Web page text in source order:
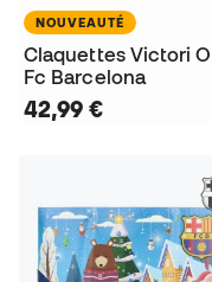
NOUVEAUTÉ
Claquettes Victori
Fc Barcelona
42,99 €